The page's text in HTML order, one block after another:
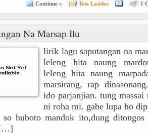
Continue » Trio Lasidos 1
Na Marsap Ilu
lirik lagu saputangan na
leleng hita naung
leleng hita naung
marsirang, rap
ido parjanjian. tung
ni roha mi. gabe lupa ho
huboto mandok ito,dung
[…]